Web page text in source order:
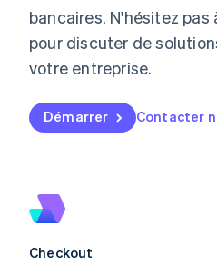
bancaires. N'hésitez
pour discuter de
votre entreprise.
Démarrer Contacter
Checkout
English
Liechtenstein
DeutschEnglish
English
FrançaisDeutschEnglish
Malaisie
Mexique
Español
English